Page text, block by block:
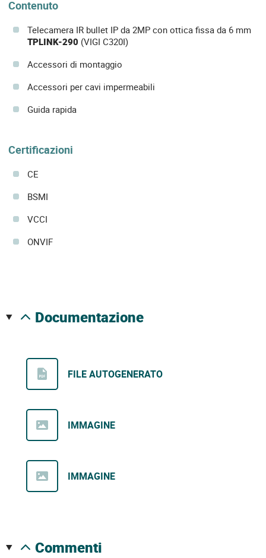
Contenuto
Telecamera IR bullet IP da 2MP con ottica fissa da 6 mm
TPLINK-290 (VIGI C320I)
Accessori di montaggio
Accessori per cavi impermeabili
Guida rapida
Certificazioni
CE
BSMI
VCCI
ONVIF
documentazione
FILE AUTOGENERATO
IMMAGINE
IMMAGINE
commenti